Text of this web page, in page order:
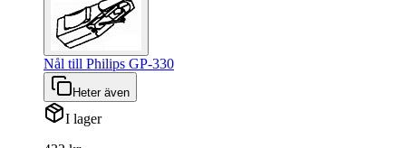
Nål till Philips GP-330
Heter även
I lager